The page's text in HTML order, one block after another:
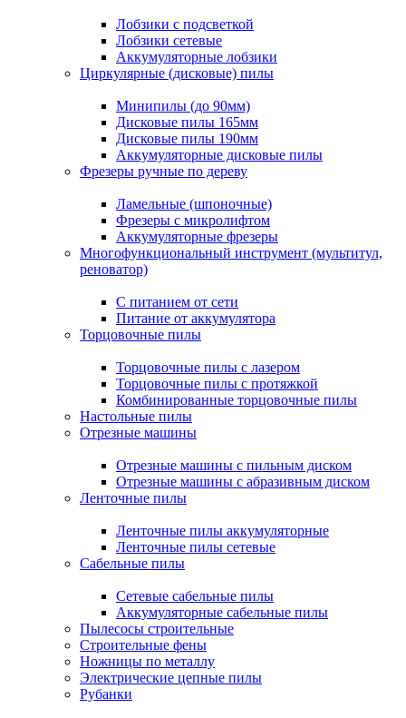
Лобзики с подсветкой
Лобзики сетевые
Аккумуляторные лобзики
Циркулярные (дисковые) пилы
Минипилы (до 90мм)
Дисковые пилы 165мм
Дисковые пилы 190мм
Аккумуляторные дисковые пилы
Фрезеры ручные по дереву
Ламельные (шпоночные)
Фрезеры с микролифтом
Аккумуляторные фрезеры
Многофункциональный инструмент (мультитул,
реноватор)
С питанием от сети
Питание от аккумулятора
Торцовочные пилы
Торцовочные пилы с лазером
Торцовочные пилы с протяжкой
Комбинированные торцовочные пилы
Настольные пилы
Отрезные машины
Отрезные машины с пильным диском
Отрезные машины с абразивным диском
Ленточные пилы
Ленточные пилы аккумуляторные
Ленточные пилы сетевые
Сабельные пилы
Сетевые сабельные пилы
Аккумуляторные сабельные пилы
Пылесосы строительные
Строительные фены
Ножницы по металлу
Электрические цепные пилы
Рубанки